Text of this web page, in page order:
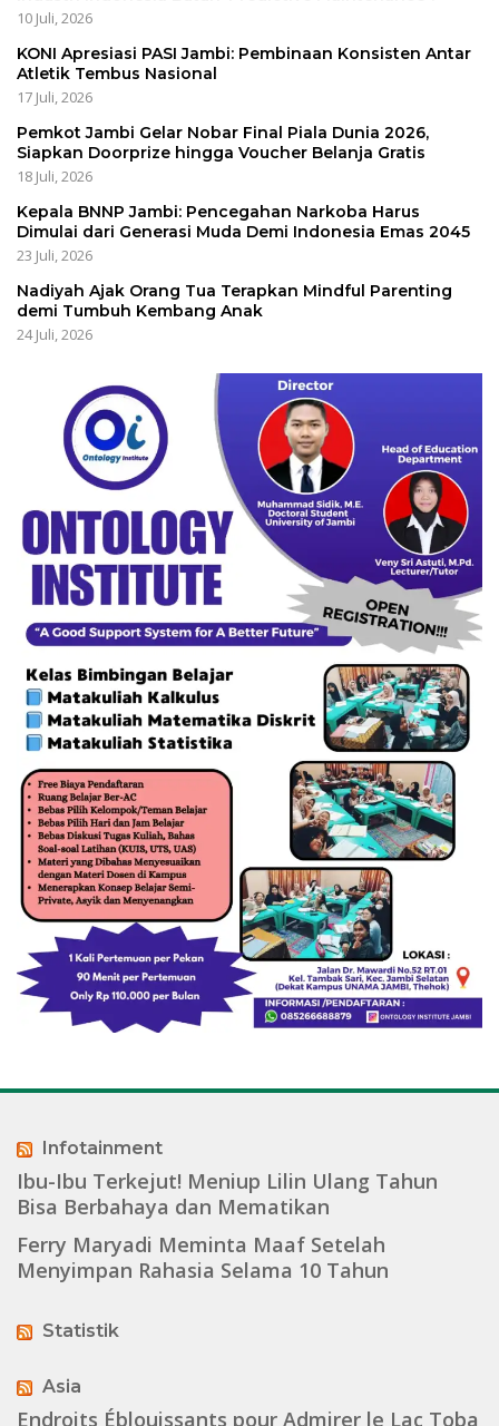
10 Juli, 2026
KONI Apresiasi PASI Jambi: Pembinaan Konsisten Antar
Atletik Tembus Nasional
17 Juli, 2026
Pemkot Jambi Gelar Nobar Final Piala Dunia 2026,
Siapkan Doorprize hingga Voucher Belanja Gratis
18 Juli, 2026
Kepala BNNP Jambi: Pencegahan Narkoba Harus
Dimulai dari Generasi Muda Demi Indonesia Emas 2045
23 Juli, 2026
Nadiyah Ajak Orang Tua Terapkan Mindful Parenting
demi Tumbuh Kembang Anak
24 Juli, 2026
Infotainment
Ibu-Ibu Terkejut! Meniup Lilin Ulang Tahun
Bisa Berbahaya dan Mematikan
Ferry Maryadi Meminta Maaf Setelah
Menyimpan Rahasia Selama 10 Tahun
Statistik
Asia
Endroits Éblouissants pour Admirer le Lac Toba